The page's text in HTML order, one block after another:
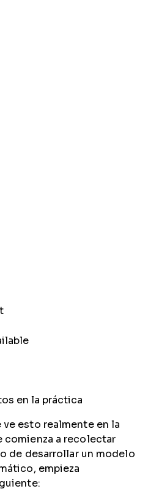
en la práctica
ve esto realmente en la
comienza a recolectar
de desarrollar un modelo
empieza